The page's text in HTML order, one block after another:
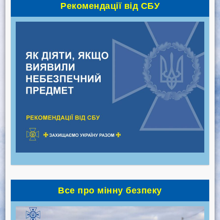
Рекомендації від СБУ
Все про мінну безпеку